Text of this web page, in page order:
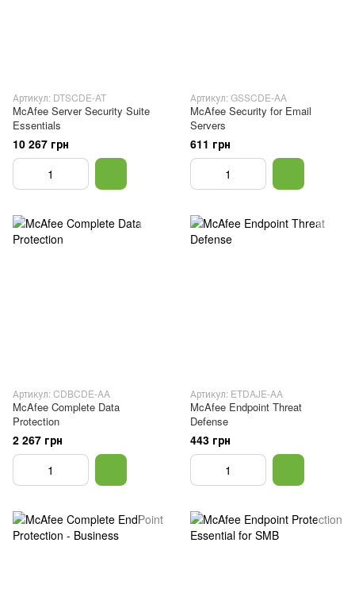
Артикул: DTSCDE-AT
McAfee Server Security Suite
Essentials
10 267 грн
Артикул: GSSCDE-AA
McAfee Security for Email
Servers
611 грн
Артикул: CDBCDE-AA
McAfee Complete Data
Protection
2 267 грн
Артикул: ETDAJE-AA
McAfee Endpoint Threat
Defense
443 грн